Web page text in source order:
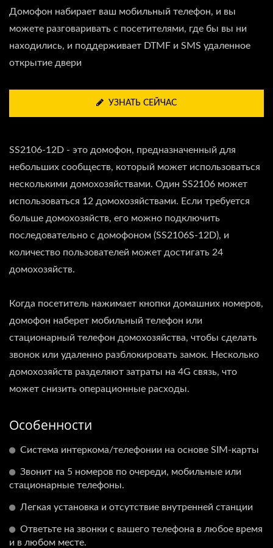
Домофон набирает ваш мобильный телефон, и вы
можете разговаривать с посетителями, где бы вы ни
находились, и поддерживает DTMF и SMS удаленное
открытие двери
УЗНАТЬ СЕЙЧАС
SS2106-12D - это домофон, предназначенный для
небольших сообществ, который может использоваться
несколькими домохозяйствами. Один SS2106 может
использоваться 12 домохозяйствами. Если требуется
больше домохозяйств, его можно подключить
последовательно с домофоном (SS2106S-12D), и
количество пользователей может достигать 24
домохозяйств.
Когда посетитель нажимает кнопки домашних номеров,
домофон наберет мобильный телефон или
стационарный телефон домохозяйства, чтобы сделать
звонок или удаленно разблокировать замок. Несколько
домохозяйств разделяют затраты на 4G связь, что
может снизить операционные расходы.
Особенности
Система интеркома/телефонии на основе SIM-карты
Звонит на 5 номеров по очереди, мобильные или
стационарные телефоны.
Легкая установка и отсутствие внутренней станции
Ответьте на звонки с вашего телефона в любое время
и в любом месте.